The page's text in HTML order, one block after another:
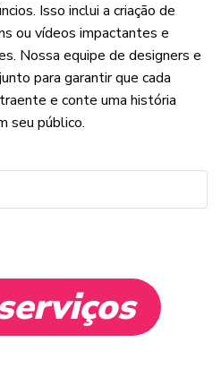
Isso inclui a criação de
ou vídeos impactantes e
Nossa equipe de designers e
para garantir que cada
e conte uma história
seu público.